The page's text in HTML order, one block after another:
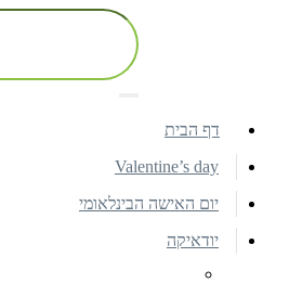
דף הבית
Valentine’s day
יום האישה הבינלאומי
יודאיקה